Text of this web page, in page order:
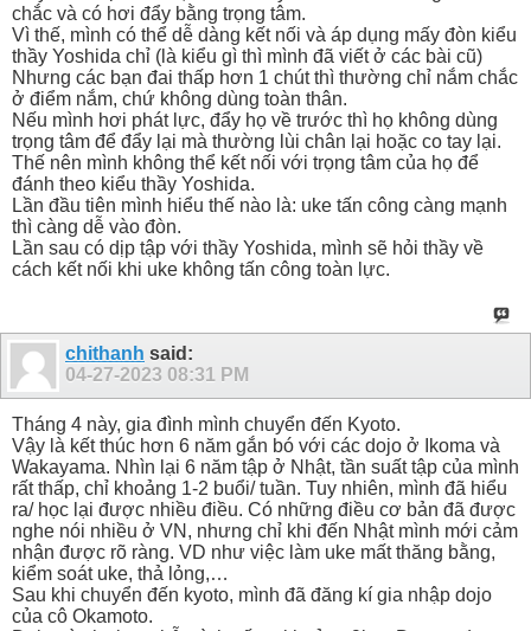
chắc và có hơi đẩy bằng trọng tâm.
Vì thế, mình có thể dễ dàng kết nối và áp dụng mấy đòn kiểu
thầy Yoshida chỉ (là kiểu gì thì mình đã viết ở các bài cũ)
Nhưng các bạn đai thấp hơn 1 chút thì thường chỉ nắm chắc
ở điểm nắm, chứ không dùng toàn thân.
Nếu mình hơi phát lực, đẩy họ về trước thì họ không dùng
trọng tâm để đẩy lại mà thường lùi chân lại hoặc co tay lại.
Thế nên mình không thể kết nối với trọng tâm của họ để
đánh theo kiểu thầy Yoshida.
Lần đầu tiên mình hiểu thế nào là: uke tấn công càng mạnh
thì càng dễ vào đòn.
Lần sau có dịp tập với thầy Yoshida, mình sẽ hỏi thầy về
cách kết nối khi uke không tấn công toàn lực.
chithanh said:
04-27-2023 08:31 PM
Tháng 4 này, gia đình mình chuyển đến Kyoto.
Vậy là kết thúc hơn 6 năm gắn bó với các dojo ở Ikoma và
Wakayama. Nhìn lại 6 năm tập ở Nhật, tần suất tập của mình
rất thấp, chỉ khoảng 1-2 buổi/ tuần. Tuy nhiên, mình đã hiểu
ra/ học lại được nhiều điều. Có những điều cơ bản đã được
nghe nói nhiều ở VN, nhưng chỉ khi đến Nhật mình mới cảm
nhận được rõ ràng. VD như việc làm uke mất thăng bằng,
kiểm soát uke, thả lỏng,…
Sau khi chuyển đến kyoto, mình đã đăng kí gia nhập dojo
của cô Okamoto.